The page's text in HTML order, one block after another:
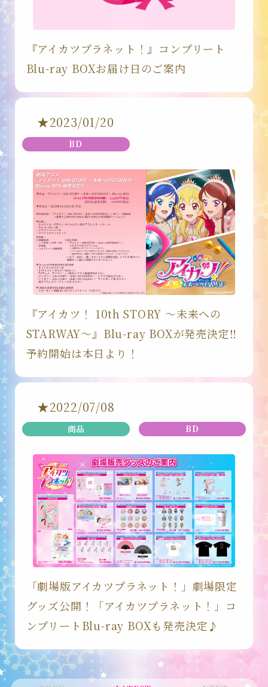
ALL AIKATSU！
OFFICIAL PORTAL SITE
TOPICS
SERIES
IDOL
BRAND・TYPE
CARD
EVENT
SPECIAL
『アイカツプラネット！』コンプリート
Blu-ray BOXお届け日のご案内
★2023/01/20
BD
『アイカツ！ 10th STORY ～未来への
STARWAY～』Blu-ray BOXが発売決定‼
予約開始は本日より！
★2022/07/08
商品 BD
「劇場版アイカツプラネット！」劇場限定
グッズ公開！「アイカツプラネット！」コ
ンプリートBlu-ray BOXも発売決定♪